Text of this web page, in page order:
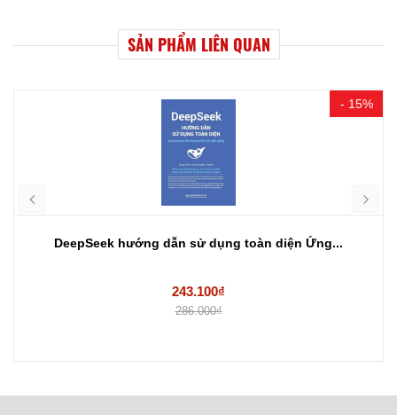
SẢN PHẨM LIÊN QUAN
- 15%
DeepSeek hướng dẫn sử dụng toàn diện Ứng...
243.100₫
286.000₫